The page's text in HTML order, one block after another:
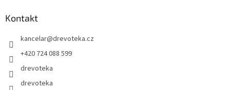
Kontakt
kancelar@drevoteka.cz
+420 724 088 599
drevoteka
drevoteka